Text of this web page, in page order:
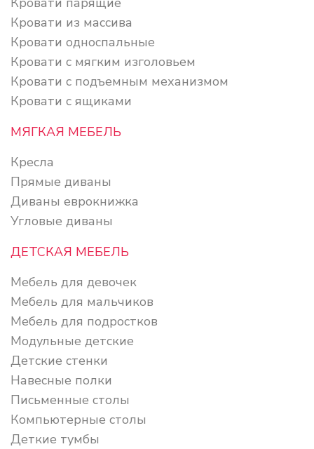
Кровати из массива
Кровати односпальные
Кровати с мягким изголовьем
Кровати с подъемным механизмом
Кровати с ящиками
МЯГКАЯ МЕБЕЛЬ
Кресла
Прямые диваны
Диваны еврокнижка
Угловые диваны
ДЕТСКАЯ МЕБЕЛЬ
Мебель для девочек
Мебель для мальчиков
Мебель для подростков
Модульные детские
Детские стенки
Навесные полки
Письменные столы
Компьютерные столы
Деткие тумбы